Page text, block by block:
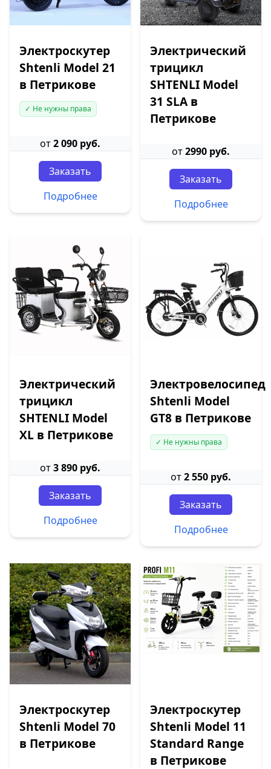
Электроскутер
Shtenli Model 21
в Петрикове
✓ Не нужны права
от2 090 руб.
Заказать
Подробнее
Электрический
трицикл
SHTENLI Model
31 SLA в
Петрикове
от2990 руб.
Заказать
Подробнее
Электрический
трицикл
SHTENLI Model
XL в Петрикове
от3 890 руб.
Заказать
Подробнее
Электровелосипед
Shtenli Model
GT8 в Петрикове
✓ Не нужны права
от2 550 руб.
Заказать
Подробнее
Электроскутер
Shtenli Model 70
в Петрикове
Электроскутер
Shtenli Model 11
Standard Range
в Петрикове